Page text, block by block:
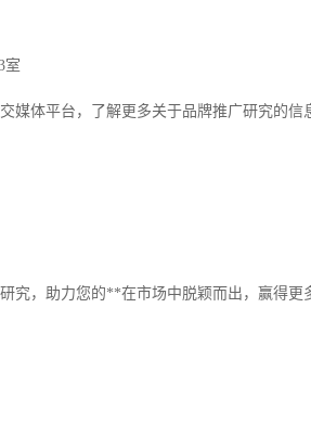
室
媒体平台，了解更多关于品牌推广研究的信
究，助力您的**在市场中脱颖而出，赢得更